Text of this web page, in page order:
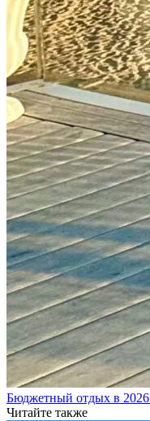
Бюджетный отдых в 2026
Читайте также